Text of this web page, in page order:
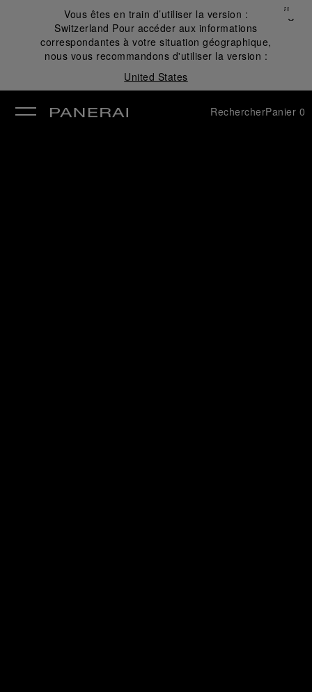
Vous êtes en train d’utiliser la version :
Switzerland Pour accéder aux informations
correspondantes à votre situation géographique,
nous vous recommandons d'utiliser la version :
United States
Fermer
✕
RechercherPanier 0